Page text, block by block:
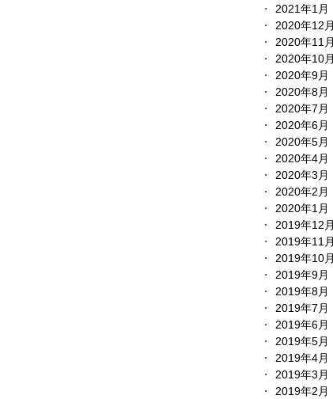
2021年1月
2020年12月
2020年11月
2020年10月
2020年9月
2020年8月
2020年7月
2020年6月
2020年5月
2020年4月
2020年3月
2020年2月
2020年1月
2019年12月
2019年11月
2019年10月
2019年9月
2019年8月
2019年7月
2019年6月
2019年5月
2019年4月
2019年3月
2019年2月